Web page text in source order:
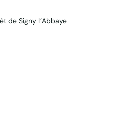
de Signy l’Abbaye